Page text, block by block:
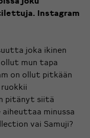
Instagram
joka ikinen
mun tapa
on ollut pitkään
pitänyt siitä
minussa
vai Samuji?